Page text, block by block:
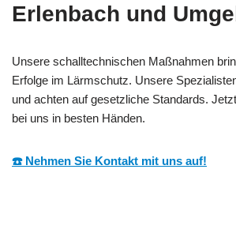
Erlenbach und
Unsere schalltechnischen Maßnahmen
Erfolge im Lärmschutz. Unsere
und achten auf gesetzliche Standards.
bei uns in besten Händen.
☎️ Nehmen Sie Kontakt mit uns auf!